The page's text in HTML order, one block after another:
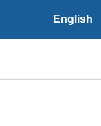
English